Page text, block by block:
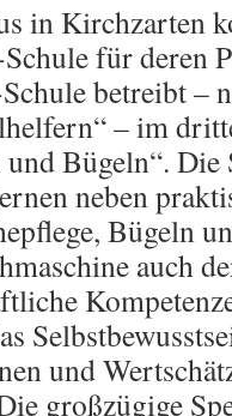
in Kirchzarten
für deren
betreibt –
– im
Bügeln“.
neben
Bügeln
auch
und
großzügige